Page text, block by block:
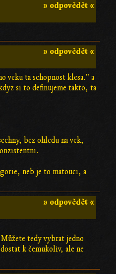
» odpovědět «
» odpovědět «
veku ta schopnost klesa." a
si to definujeme takto, ta
bez ohledu na vek,
neb je to matouci, a
» odpovědět «
tedy vybrat jedno
k čemukoliv, ale ne